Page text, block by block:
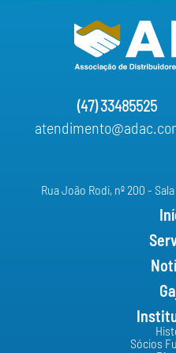
(47) 33485525
Rua João Rodi, nº 200 -
Sócios